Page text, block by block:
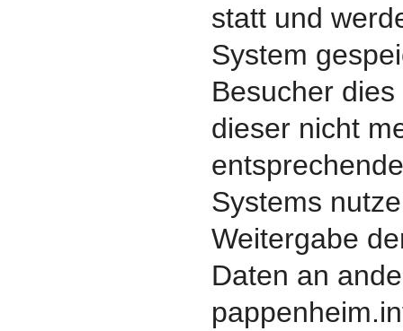
statt und
System
Besucher
dieser nicht
Systems
Weitergabe
Daten an